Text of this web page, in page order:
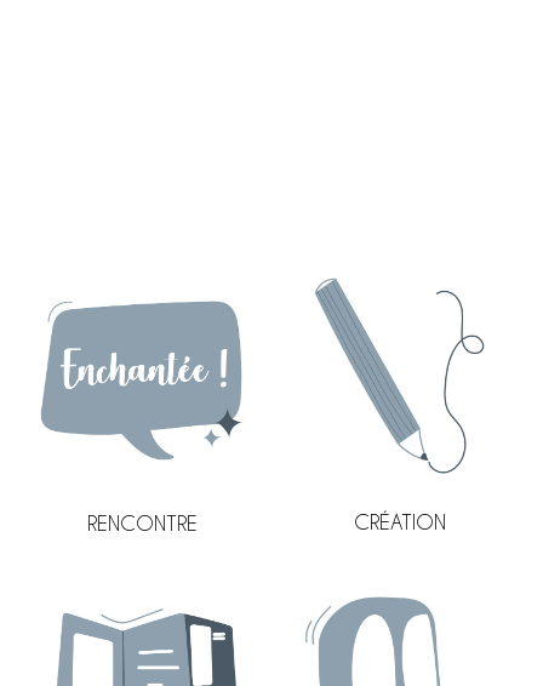
RENCONTRE CRÉATION